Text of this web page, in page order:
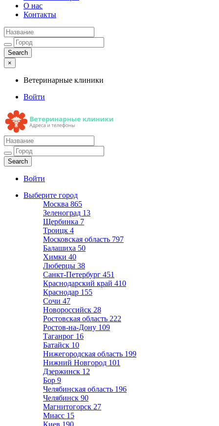
О нас
Контакты
×
Ветеринарные клиники
Войти
Ветеринарные клиники
Адреса и телефоны
Войти
Выберите город
Москва 865
Зеленоград 13
Щербинка 7
Троицк 4
Московская область 797
Балашиха 50
Химки 40
Люберцы 38
Санкт-Петербург 451
Краснодарский край 410
Краснодар 155
Сочи 47
Новороссийск 28
Ростовская область 222
Ростов-на-Дону 109
Таганрог 16
Батайск 10
Нижегородская область 199
Нижний Новгород 101
Дзержинск 12
Бор 9
Челябинская область 196
Челябинск 90
Магнитогорск 27
Миасс 15
Киев 190